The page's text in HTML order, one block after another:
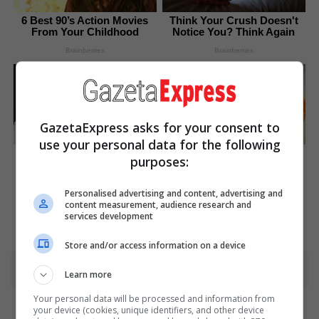
6 Best 90’s Action Movies
From Your Childhood
Brainberries
Think Your Crush Doesn't
Notice You? Think Again
Brainberries
Remember The Justin
Timberlake Moment That
Brainberries
90s Hair Trends That
Screamed "Please Don't
Brainberries
GazetaExpress asks for your consent to
use your personal data for the following
purposes:
Personalised advertising and content, advertising and
content measurement, audience research and
services development
Store and/or access information on a device
Learn more
Your personal data will be processed and information from
your device (cookies, unique identifiers, and other device